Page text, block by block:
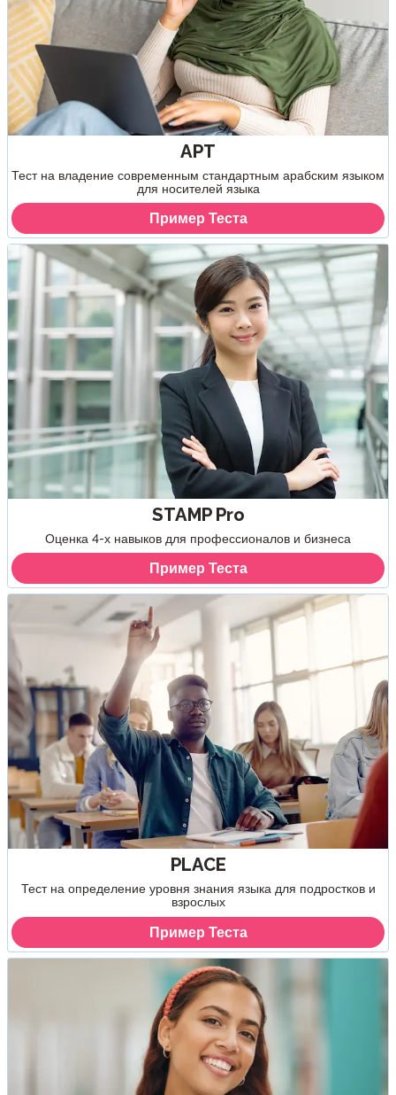
APT
Тест на владение современным стандартным арабским языком
для носителей языка
Пример Теста
STAMP Pro
Оценка 4-х навыков для профессионалов и бизнеса
Пример Теста
PLACE
Тест на определение уровня знания языка для подростков и
взрослых
Пример Теста